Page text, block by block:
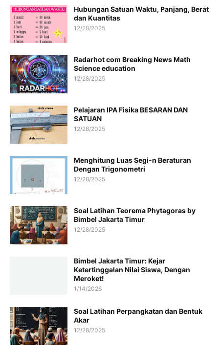
Hubungan Satuan Waktu, Panjang, Berat
dan Kuantitas
12/28/2025
Radarhot com Breaking News Math
Science education
12/28/2025
Pelajaran IPA Fisika BESARAN DAN
SATUAN
12/28/2025
Menghitung Luas Segi-n Beraturan
Dengan Trigonometri
12/28/2025
Soal Latihan Teorema Phytagoras by
Bimbel Jakarta Timur
12/28/2025
Bimbel Jakarta Timur: Kejar
Ketertinggalan Nilai Siswa, Dengan
Meroket!
1/14/2026
Soal Latihan Perpangkatan dan Bentuk
Akar
12/28/2025